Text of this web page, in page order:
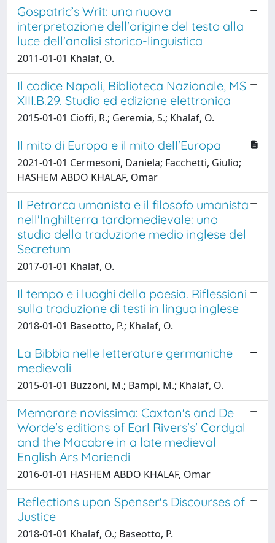
Gospatric’s Writ: una nuova
interpretazione dell'origine del testo alla
luce dell'analisi storico-linguistica
2011-01-01 Khalaf, O.
Il codice Napoli, Biblioteca Nazionale, MS
XIII.B.29. Studio ed edizione elettronica
2015-01-01 Cioffi, R.; Geremia, S.; Khalaf, O.
Il mito di Europa e il mito dell'Europa
2021-01-01 Cermesoni, Daniela; Facchetti, Giulio;
HASHEM ABDO KHALAF, Omar
Il Petrarca umanista e il filosofo umanista
nell'Inghilterra tardomedievale: uno
studio della traduzione medio inglese del
Secretum
2017-01-01 Khalaf, O.
Il tempo e i luoghi della poesia. Riflessioni
sulla traduzione di testi in lingua inglese
2018-01-01 Baseotto, P.; Khalaf, O.
La Bibbia nelle letterature germaniche
medievali
2015-01-01 Buzzoni, M.; Bampi, M.; Khalaf, O.
Memorare novissima: Caxton's and De
Worde's editions of Earl Rivers's' Cordyal
and the Macabre in a late medieval
English Ars Moriendi
2016-01-01 HASHEM ABDO KHALAF, Omar
Reflections upon Spenser's Discourses of
Justice
2018-01-01 Khalaf, O.; Baseotto, P.